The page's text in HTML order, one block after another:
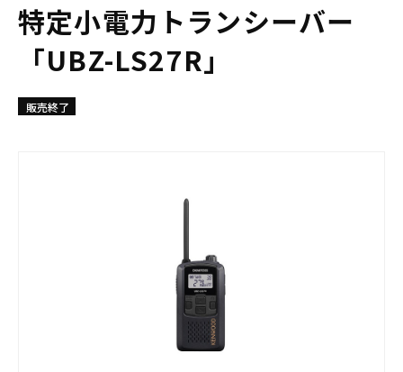
特定小電力トランシーバー
「UBZ-LS27R」
販売終了